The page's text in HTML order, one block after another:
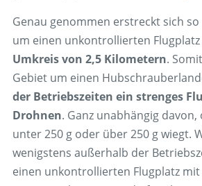
Genau genommen erstreckt sich
um einen unkontrollierten
Umkreis von 2,5 Kilometern.
Gebiet um einen
der Betriebszeiten ein strenges
Drohnen. Ganz unabhängig
unter 250 g oder über 250 g wiegt.
wenigstens außerhalb der
einen unkontrollierten Flugplatz